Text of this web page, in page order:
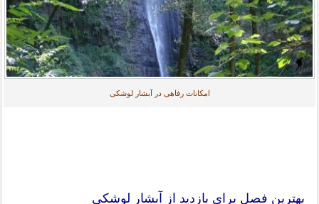
امکانات رفاهی در آبشار لوشکی
بهترین فصل برای بازدید از آبشار لوشکی